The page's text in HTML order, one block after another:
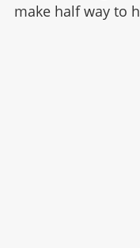
make half way to